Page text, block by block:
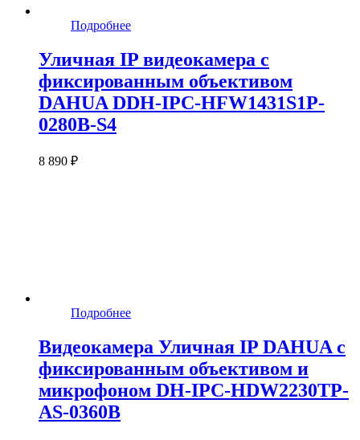
Подробнее
Уличная IP видеокамера c
фиксированным объективом
DAHUA DDH-IPC-HFW1431S1P-
0280B-S4
8 890 ₽
Подробнее
Видеокамера Уличная IP DAHUA с
фиксированным объективом и
микрофоном DH-IPC-HDW2230TP-
AS-0360B